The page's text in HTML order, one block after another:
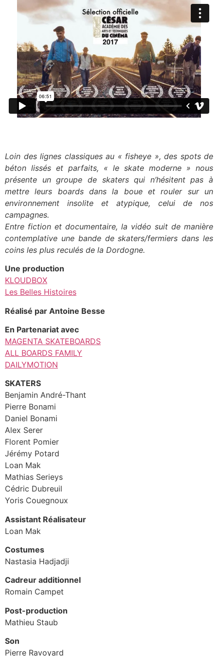
Loin des lignes classiques au « fisheye », des spots de
béton lissés et parfaits, « le skate moderne » nous
présente un groupe de skaters qui n’hésitent pas à
mettre leurs boards dans la boue et rouler sur un
environnement insolite et atypique, celui de nos
campagnes.
Entre fiction et documentaire, la vidéo suit de manière
contemplative une bande de skaters/fermiers dans les
coins les plus reculés de la Dordogne.
Une production
KLOUDBOX
Les Belles Histoires
Réalisé par Antoine Besse
En Partenariat avec
MAGENTA SKATEBOARDS
ALL BOARDS FAMILY
DAILYMOTION
SKATERS
Benjamin André-Thant
Pierre Bonami
Daniel Bonami
Alex Serer
Florent Pomier
Jérémy Potard
Loan Mak
Mathias Serieys
Cédric Dubreuil
Yoris Couegnoux
Assistant Réalisateur
Loan Mak
Costumes
Nastasia Hadjadji
Cadreur additionnel
Romain Campet
Post-production
Mathieu Staub
Son
Pierre Ravoyard